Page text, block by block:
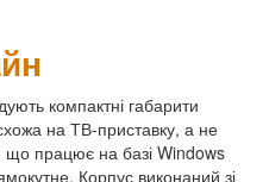
компактні габарити
на ТВ-приставку, а не
працює на базі Windows
Корпус виконаний зі